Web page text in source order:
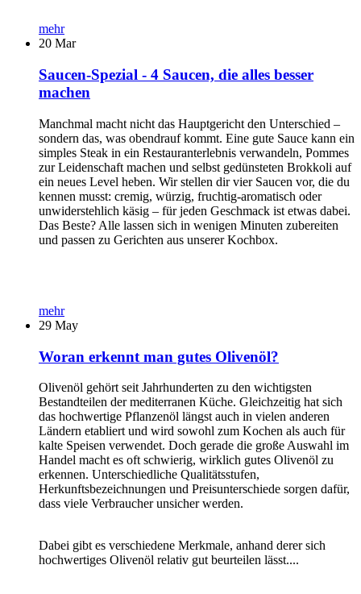
mehr
20 Mar
Saucen-Spezial - 4 Saucen, die alles besser
machen
Manchmal macht nicht das Hauptgericht den Unterschied –
sondern das, was obendrauf kommt. Eine gute Sauce kann ein
simples Steak in ein Restauranterlebnis verwandeln, Pommes
zur Leidenschaft machen und selbst gedünsteten Brokkoli auf
ein neues Level heben. Wir stellen dir vier Saucen vor, die du
kennen musst: cremig, würzig, fruchtig-aromatisch oder
unwiderstehlich käsig – für jeden Geschmack ist etwas dabei.
Das Beste? Alle lassen sich in wenigen Minuten zubereiten
und passen zu Gerichten aus unserer Kochbox.
mehr
29 May
Woran erkennt man gutes Olivenöl?
Olivenöl gehört seit Jahrhunderten zu den wichtigsten
Bestandteilen der mediterranen Küche. Gleichzeitig hat sich
das hochwertige Pflanzenöl längst auch in vielen anderen
Ländern etabliert und wird sowohl zum Kochen als auch für
kalte Speisen verwendet. Doch gerade die große Auswahl im
Handel macht es oft schwierig, wirklich gutes Olivenöl zu
erkennen. Unterschiedliche Qualitätsstufen,
Herkunftsbezeichnungen und Preisunterschiede sorgen dafür,
dass viele Verbraucher unsicher werden.
Dabei gibt es verschiedene Merkmale, anhand derer sich
hochwertiges Olivenöl relativ gut beurteilen lässt....